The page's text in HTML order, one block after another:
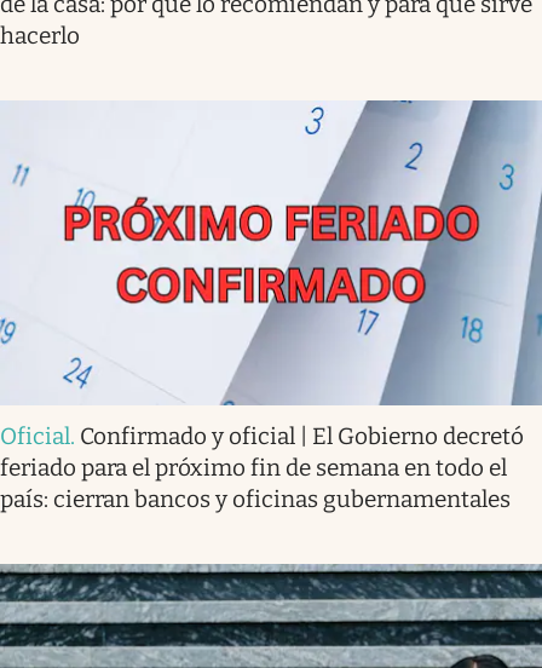
hacerlo
Oficial. Confirmado y oficial | El Gobierno decretó
feriado para el próximo fin de semana en todo el
país: cierran bancos y oficinas gubernamentales